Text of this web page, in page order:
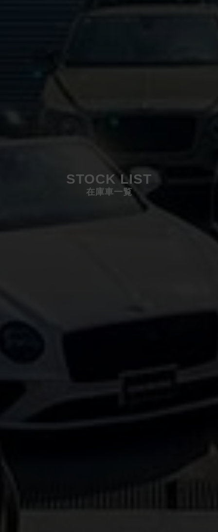
STOCK LIST
在庫車一覧